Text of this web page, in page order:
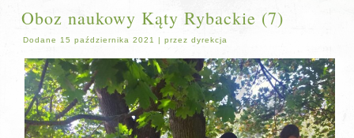
Oboz naukowy Kąty Rybackie (7)
Dodane 15 października 2021 |przez dyrekcja